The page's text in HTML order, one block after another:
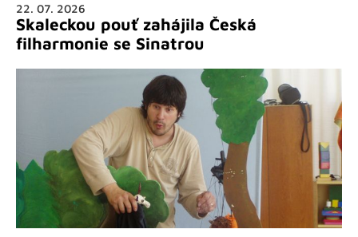
22. 07. 2026
Skaleckou pouť zahájila Česká
filharmonie se Sinatrou